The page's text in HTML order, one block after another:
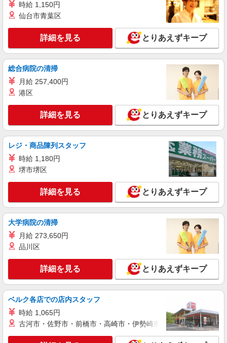
アルバイト
日研トータルソーシング株式会社 メディカルケア事業部/仙台オフィ
ス
未経験・無資格OKの介護スタッフ
時給1,280円〜1,380円 ★週払いOK（規定あ
り） ※給与幅は経験・能力による
福島県福島市 【最寄駅】JR奥羽本線「笹木
野」駅 ★勤務地は3000ヶ所以上★ 自宅から通い
やすいエリアなど、お好きな勤務地をお選び下さ
い！！
詳細を見る
派遣社員
株式会社kotrio /●SD-H-1815899
[ 綺麗 ]高級シニアマンションで生活ケア/見守
時給1450円〜2062円 ＜日払い有/週払い有/交
通費全支給(ガソリン代含む)＞
福島市 最寄り駅：福島
キープ 詳細を見る
アルバイト
日研トータルソーシング株式会社 メディカルケア事業部/仙台オフィ
介護スタッフ／資格あり or 経験者
時給1,330円〜1,380円 ◆無資格・経験者：時
給1,330円〜 ◆初任者研修・未経験：時給1,330
円〜 ◆初任者研修・経験者：時給1,360円〜 ◆介
給与幅は経験・能力による ★週払いOK（規定あ
福島県福島市 【最寄駅】JR東北本線「南福
やすいエリアなど、お好きな勤務地をお選び下さ
い！！
キープ 詳細を見る
時給 1,150円
仙台市青葉区
詳細を見る とりあえずキープ
総合病院の清掃
月給 257,400円
港区
詳細を見る とりあえずキープ
レジ・商品陳列スタッフ
時給 1,180円
堺市堺区
詳細を見る とりあえずキープ
大学病院の清掃
月給 273,650円
品川区
詳細を見る とりあえずキープ
ベルク各店での店内スタッフ
時給 1,065円
古河市・佐野市・前橋市・高崎市・伊勢崎市・太田市・館林市